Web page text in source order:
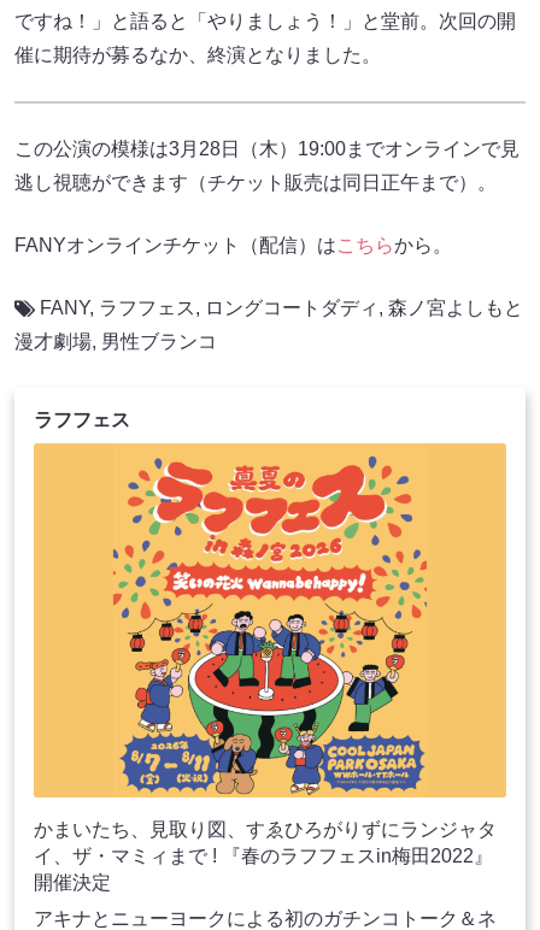
ですね！」と語ると「やりましょう！」と堂前。次回の開
催に期待が募るなか、終演となりました。
この公演の模様は3月28日（木）19:00までオンラインで見
逃し視聴ができます（チケット販売は同日正午まで）。
FANYオンラインチケット（配信）はこちらから。
FANY, ラフフェス, ロングコートダディ , 森ノ宮よしもと
漫才劇場, 男性ブランコ
ラフフェス
かまいたち、見取り図、すゑひろがりずにランジャタ
イ、ザ・マミィまで ! 『春のラフフェスin梅田2022』
開催決定
アキナとニューヨークによる初のガチンコトーク＆ネ